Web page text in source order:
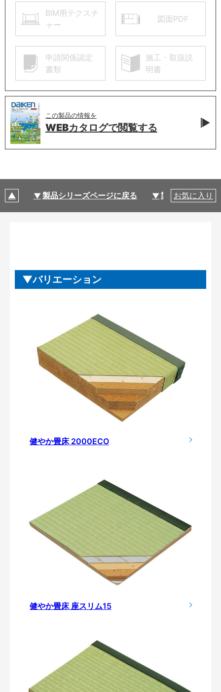
BIM用テクスチ
ャー
図面PDF
申請関係認定
書類
施工・取扱説
明書
この製品の情報を
WEBカタログで閲覧する
製品シリーズページに戻る 製品仕様
お気に入り
バリエーション
健やか畳床 2000ECO
健やか畳床 座スリム15